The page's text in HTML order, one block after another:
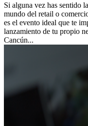
Si alguna vez has sentido
mundo del retail o
es el evento ideal que te
lanzamiento de tu propio
Cancún...